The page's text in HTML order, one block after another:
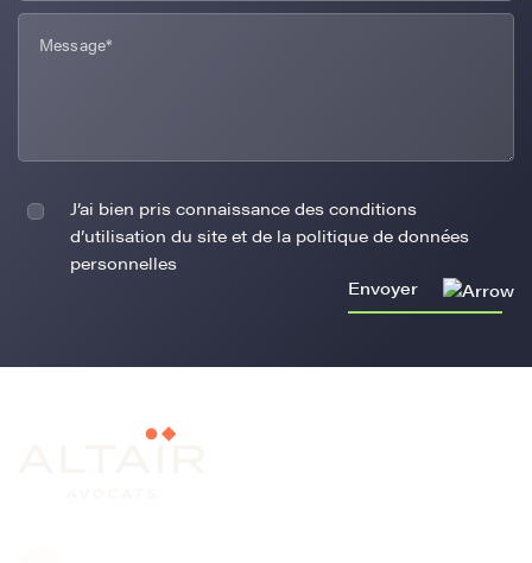
J’ai bien pris connaissance des conditions
d’utilisation du site et de la politique de données
personnelles
Envoyer